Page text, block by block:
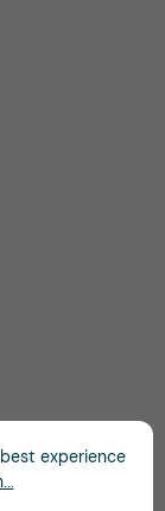
experience